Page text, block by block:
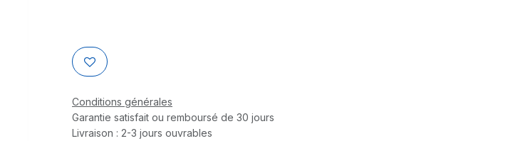
Conditions générales
Garantie satisfait ou remboursé de 30 jours
Livraison : 2-3 jours ouvrables